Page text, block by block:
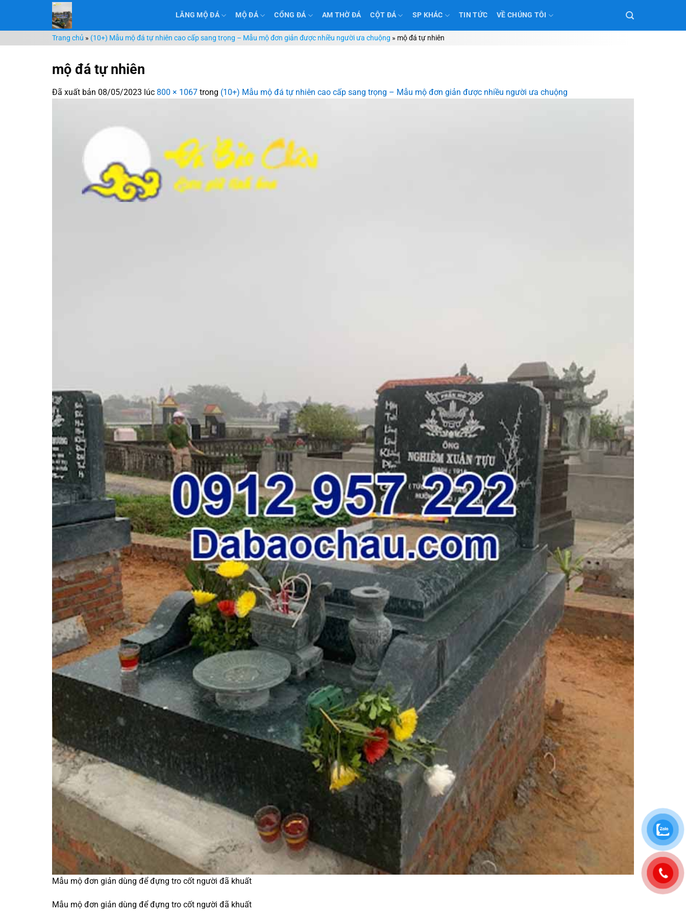
nội
dung
LĂNG MỘ ĐÁ MỘ ĐÁ CỔNG ĐÁ AM THỜ ĐÁ CỘT ĐÁ SP KHÁC TIN TỨC VỀ CHÚNG TÔI
Trang chủ » (10+) Mẫu mộ đá tự nhiên cao cấp sang trọng – Mẫu mộ đơn giản được nhiều người ưa chuộng » mộ đá tự nhiên
mộ đá tự nhiên
Đã xuất bản 08/05/2023 lúc 800 × 1067 trong (10+) Mẫu mộ đá tự nhiên cao cấp sang trọng – Mẫu mộ đơn giản được nhiều người ưa chuộng
Mẫu mộ đơn giản dùng để đựng tro cốt người đã khuất
Mẫu mộ đơn giản dùng để đựng tro cốt người đã khuất